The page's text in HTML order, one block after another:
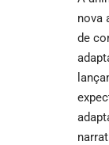
nova
de